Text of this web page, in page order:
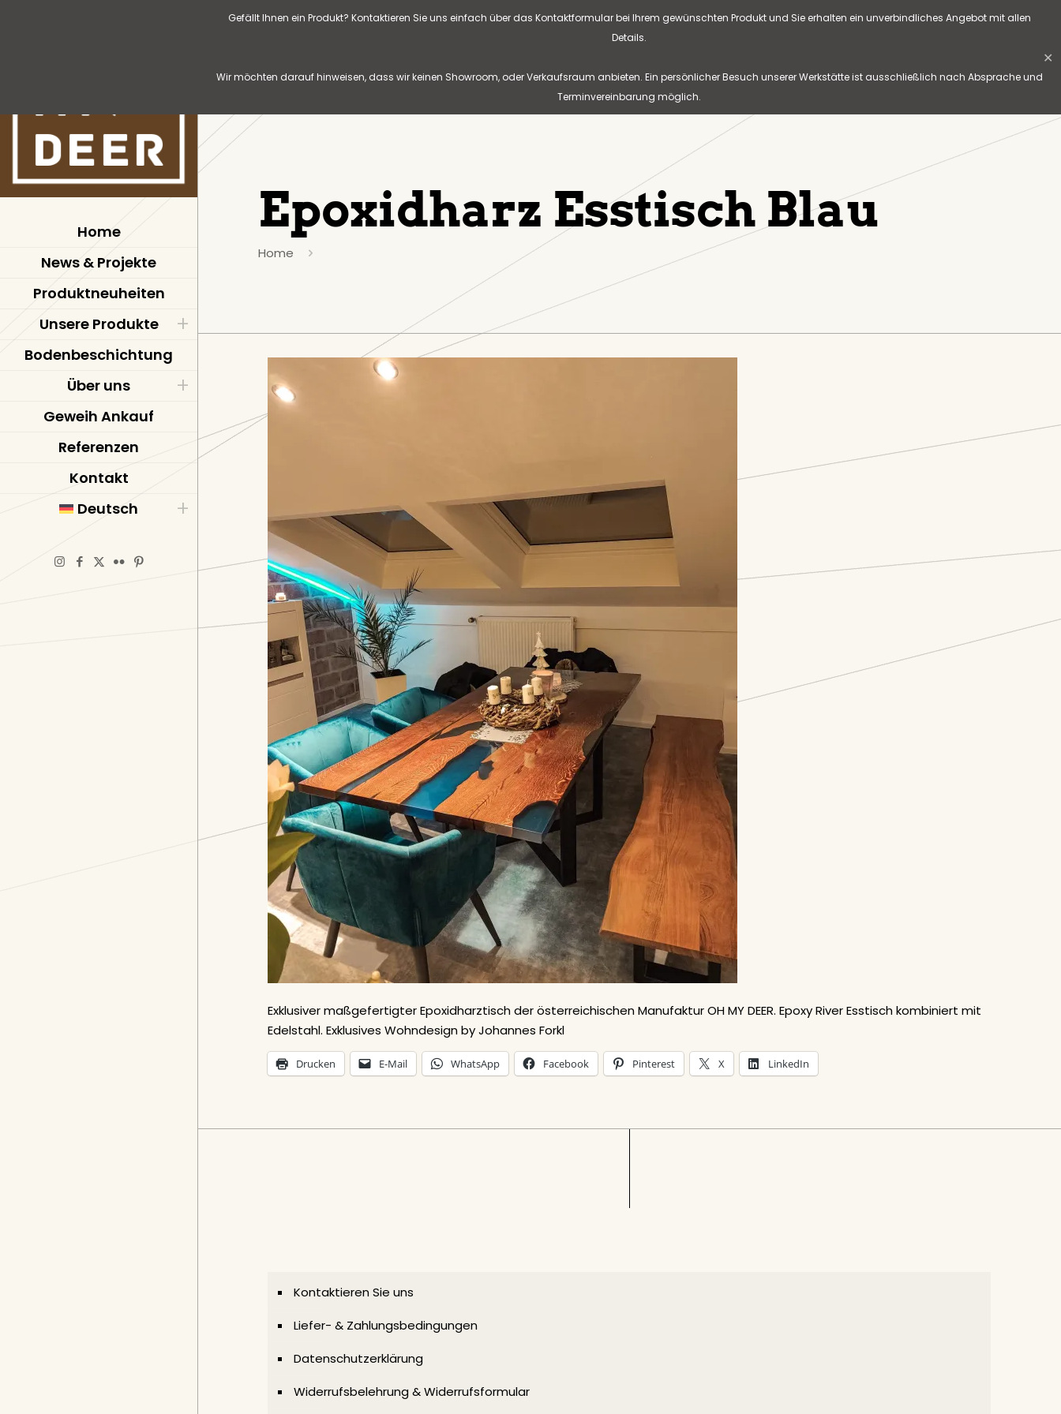
Gefällt Ihnen ein Produkt? Kontaktieren Sie uns einfach über das Kontaktformular bei Ihrem gewünschten Produkt und Sie erhalten ein unverbindliches Angebot mit allen
Details.
Wir möchten darauf hinweisen, dass wir keinen Showroom, oder Verkaufsraum anbieten. Ein persönlicher Besuch unserer Werkstätte ist ausschließlich nach Absprache und
Terminvereinbarung möglich.
✕
Home
News & Projekte
Produktneuheiten
Unsere Produkte
Bodenbeschichtung
Über uns
Geweih Ankauf
Referenzen
Kontakt
Deutsch
Epoxidharz Esstisch Blau
Home
Exklusiver maßgefertigter Epoxidharztisch der österreichischen Manufaktur OH MY DEER. Epoxy River Esstisch kombiniert mit
Edelstahl. Exklusives Wohndesign by Johannes Forkl
Drucken E-Mail WhatsApp Facebook Pinterest X LinkedIn
Kontaktieren Sie uns
Liefer- & Zahlungsbedingungen
Datenschutzerklärung
Widerrufsbelehrung & Widerrufsformular